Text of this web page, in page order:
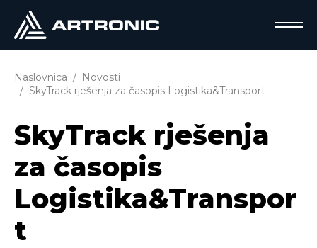
Naslovnica
Novosti
SkyTrack rješenja za časopis Logistika&Transport
SkyTrack rješenja
za časopis
Logistika&Transpor
t